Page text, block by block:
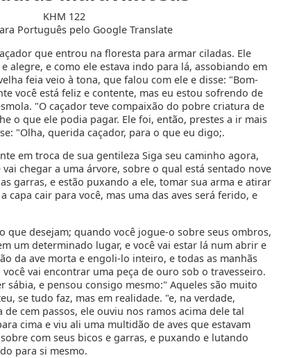
KHM 122
Português pelo Google Translate
que entrou na floresta para armar ciladas. Ele
alegre, e como ele estava indo para lá, assobiando em
feia veio à tona, que falou com ele e disse: "Bom-
você está feliz e contente, mas eu estou sofrendo de
"O caçador teve compaixão do pobre criatura de
o que ele podia pagar. Ele foi, então, prestes a ir mais
"Olha, querida caçador, para o que eu digo;.
em troca de sua gentileza Siga seu caminho agora,
chegar a uma árvore, sobre o qual está sentado nove
garras, e estão puxando a ele, tomar sua arma e atirar
capa cair para você, mas uma das aves será ferido, e
que desejam; quando você jogue-o sobre seus ombros,
um determinado lugar, e você vai estar lá num abrir e
da ave morta e engoli-lo inteiro, e todas as manhãs
vai encontrar uma peça de ouro sob o travesseiro.
sábia, e pensou consigo mesmo:" Aqueles são muito
se tudo faz, mas em realidade. "e, na verdade,
cem passos, ele ouviu nos ramos acima dele tal
cima e viu ali uma multidão de aves que estavam
com seus bicos e garras, e puxando e lutando
para si mesmo.